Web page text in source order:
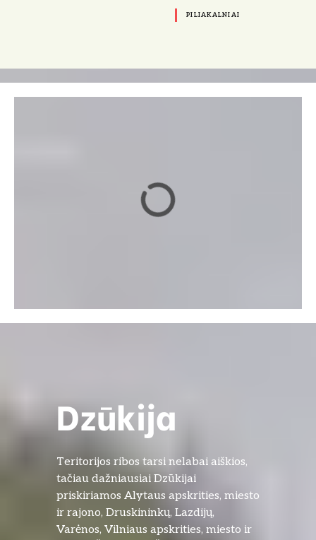
PILIAKALNIAI
Dzūkija
Teritorijos ribos tarsi nelabai aiškios,
tačiau dažniausiai Dzūkijai
priskiriamos Alytaus apskrities, miesto
ir rajono, Druskininkų, Lazdijų,
Varėnos, Vilniaus apskrities, miesto ir